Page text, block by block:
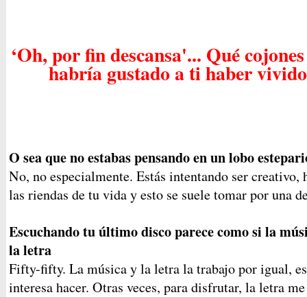
‘Oh, por fin descansa'... Qué
habría gustado a ti haber
O sea que no estabas pensando en un lobo
No, no especialmente. Estás intentando ser
las riendas de tu vida y esto se suele tomar por una
Escuchando tu último disco parece como si la
la letra
Fifty-fifty. La música y la letra la trabajo por igual,
interesa hacer. Otras veces, para disfrutar, la letra